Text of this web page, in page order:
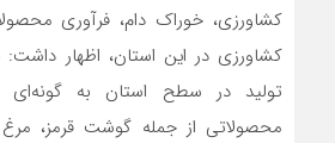
کشاورزی، خوراک دام، فرآوری
کشاورزی در این استان، اظهار
تولید در سطح استان به
محصولاتی از جمله گوشت قرمز،